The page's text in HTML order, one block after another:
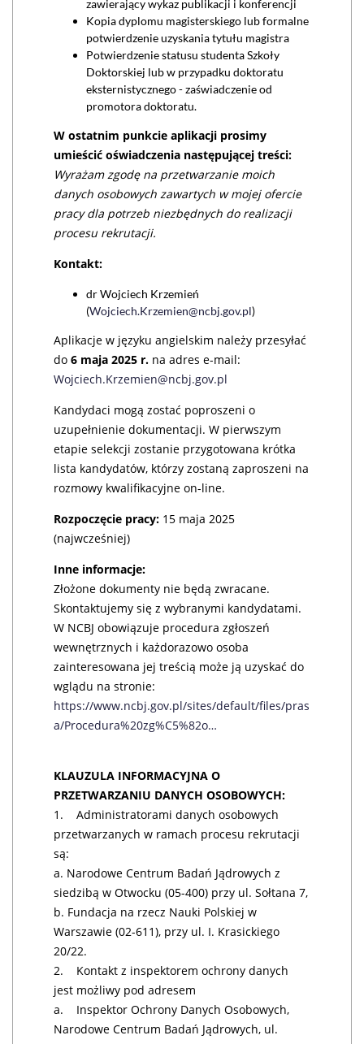
zawierający wykaz publikacji i konferencji
Kopia dyplomu magisterskiego lub formalne
potwierdzenie uzyskania tytułu magistra
Potwierdzenie statusu studenta Szkoły
Doktorskiej lub w przypadku doktoratu
eksternistycznego - zaświadczenie od
promotora doktoratu.
W ostatnim punkcie aplikacji prosimy
umieścić oświadczenia następującej treści:
Wyrażam zgodę na przetwarzanie moich
danych osobowych zawartych w mojej ofercie
pracy dla potrzeb niezbędnych do realizacji
procesu rekrutacji.
Kontakt:
dr Wojciech Krzemień
(Wojciech.Krzemien@ncbj.gov.pl)
Aplikacje w języku angielskim należy przesyłać
do 6 maja 2025 r. na adres e-mail:
Wojciech.Krzemien@ncbj.gov.pl
Kandydaci mogą zostać poproszeni o
uzupełnienie dokumentacji. W pierwszym
etapie selekcji zostanie przygotowana krótka
lista kandydatów, którzy zostaną zaproszeni na
rozmowy kwalifikacyjne on-line.
Rozpoczęcie pracy: 15 maja 2025
(najwcześniej)
Inne informacje:
Złożone dokumenty nie będą zwracane.
Skontaktujemy się z wybranymi kandydatami.
W NCBJ obowiązuje procedura zgłoszeń
wewnętrznych i każdorazowo osoba
zainteresowana jej treścią może ją uzyskać do
wglądu na stronie:
https://www.ncbj.gov.pl/sites/default/files/pras
a/Procedura%20zg%C5%82o…
KLAUZULA INFORMACYJNA O
PRZETWARZANIU DANYCH OSOBOWYCH:
1. Administratorami danych osobowych
przetwarzanych w ramach procesu rekrutacji
są:
a. Narodowe Centrum Badań Jądrowych z
siedzibą w Otwocku (05-400) przy ul. Sołtana 7,
b. Fundacja na rzecz Nauki Polskiej w
Warszawie (02-611), przy ul. I. Krasickiego
20/22.
2. Kontakt z inspektorem ochrony danych
jest możliwy pod adresem
a. Inspektor Ochrony Danych Osobowych,
Narodowe Centrum Badań Jądrowych, ul.